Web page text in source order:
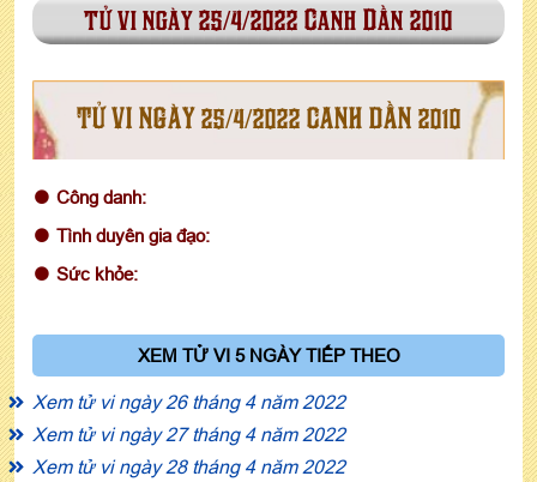
tử vi ngày 25/4/2022 Canh Dần 2010
TỬ VI NGÀY 25/4/2022 CANH DẦN 2010
Công danh:
Tình duyên gia đạo:
Sức khỏe:
XEM TỬ VI 5 NGÀY TIẾP THEO
Xem tử vi ngày 26 tháng 4 năm 2022
Xem tử vi ngày 27 tháng 4 năm 2022
Xem tử vi ngày 28 tháng 4 năm 2022